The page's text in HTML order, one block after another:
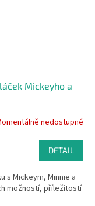
Mickeyho a
nedostupné
DETAIL
s Mickeym, Minnie a
možností, příležitostí